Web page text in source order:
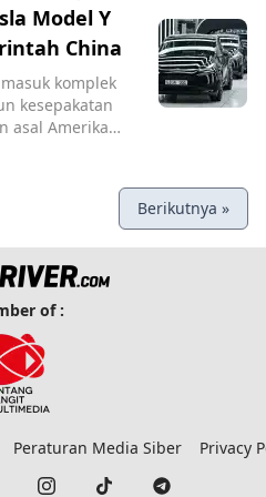
Model Y
China
komplek
kesepakatan
asal Amerika
Berikutnya »
of :
Peraturan Media Siber Privacy